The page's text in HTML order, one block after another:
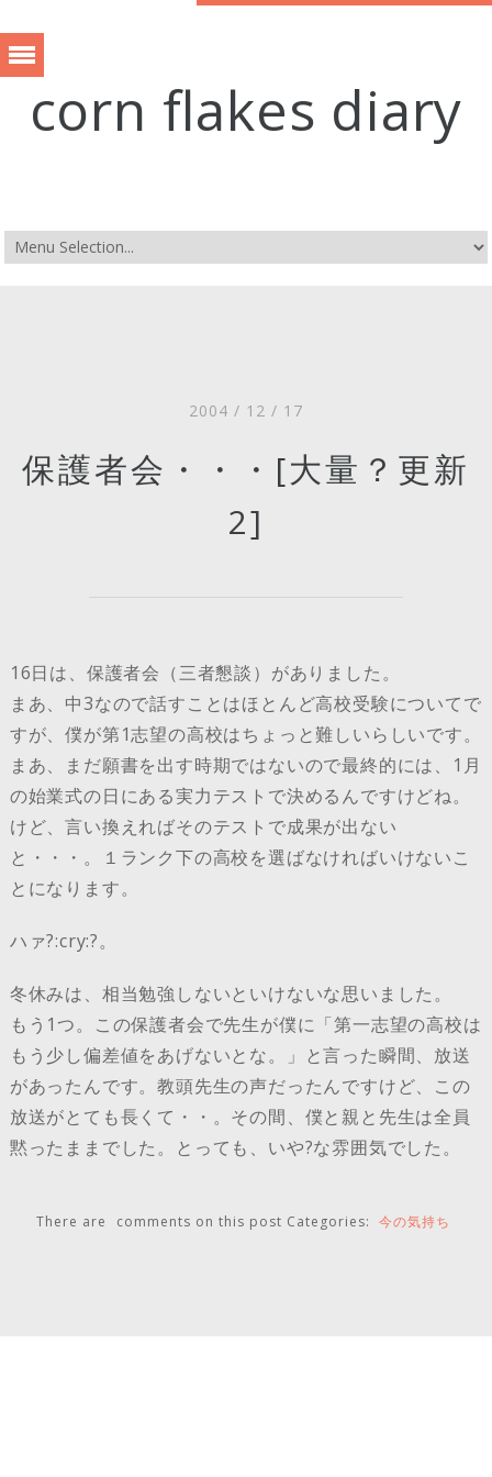
corn flakes diary
2004 / 12 / 17
保護者会・・・[大量？更新
2]
16日は、保護者会（三者懇談）がありました。
まあ、中3なので話すことはほとんど高校受験についてで
すが、僕が第1志望の高校はちょっと難しいらしいです。
まあ、まだ願書を出す時期ではないので最終的には、1月
の始業式の日にある実力テストで決めるんですけどね。
けど、言い換えればそのテストで成果が出ない
と・・・。１ランク下の高校を選ばなければいけないこ
とになります。
ハァ?:cry:?。
冬休みは、相当勉強しないといけないな思いました。
もう1つ。この保護者会で先生が僕に「第一志望の高校は
もう少し偏差値をあげないとな。」と言った瞬間、放送
があったんです。教頭先生の声だったんですけど、この
放送がとても長くて・・。その間、僕と親と先生は全員
黙ったままでした。とっても、いや?な雰囲気でした。
There are comments on this post Categories: 今の気持ち